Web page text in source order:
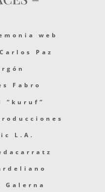
web
Paz
Fabro
“kuruf”
L.A.